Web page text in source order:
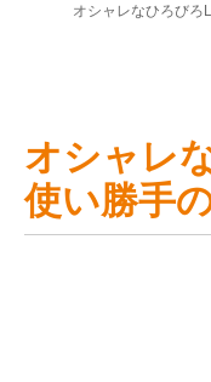
オシャレなひろびろ
オシャレ
使い勝手